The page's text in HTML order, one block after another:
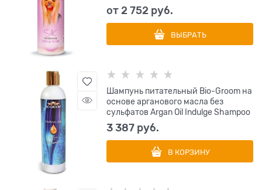
от2 752 руб.
ВЫБРАТЬ
Шампунь питательный Bio-Groom на
основе арганового масла без
сульфатов Argan Oil Indulge Shampoo
3 387 руб.
В КОРЗИНУ